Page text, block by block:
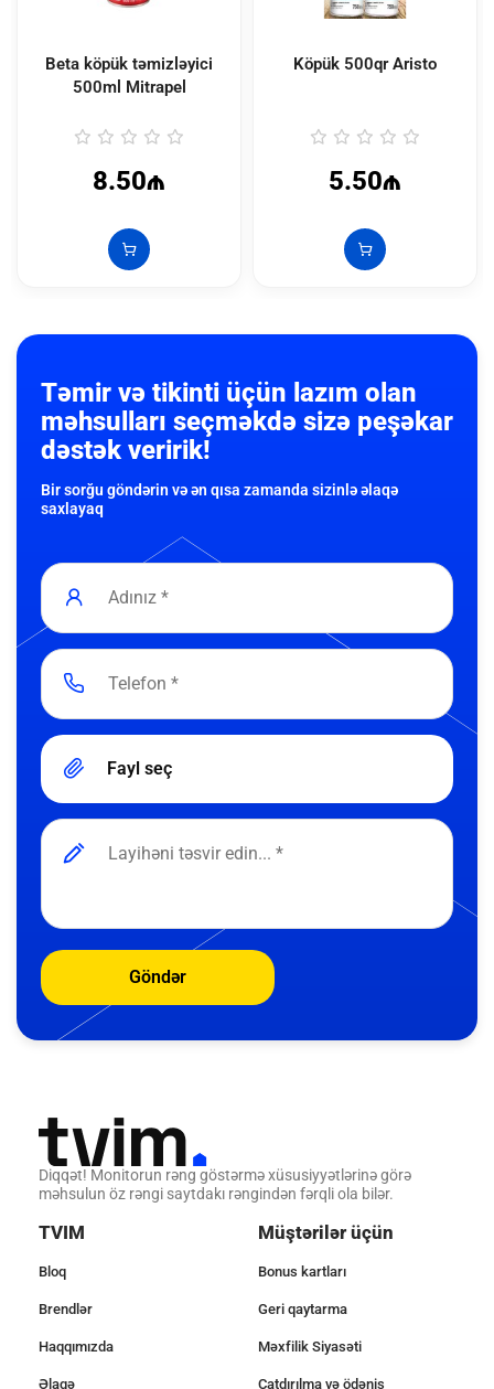
Beta köpük təmizləyici
500ml Mitrapel
8.50₼
Köpük 500qr Aristo
5.50₼
Təmir və tikinti üçün lazım olan
məhsulları seçməkdə sizə peşəkar
dəstək veririk!
Bir sorğu göndərin və ən qısa zamanda sizinlə əlaqə
saxlayaq
Fayl seç
Göndər
Diqqət! Monitorun rəng göstərmə xüsusiyyətlərinə görə
məhsulun öz rəngi saytdakı rəngindən fərqli ola bilər.
TVIM
Bloq
Brendlər
Haqqımızda
Əlaqə
Müştərilər üçün
Bonus kartları
Geri qaytarma
Məxfilik Siyasəti
Çatdırılma və ödəniş